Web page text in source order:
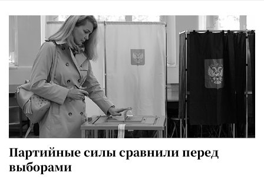
Партийные силы сравнили перед
выборами